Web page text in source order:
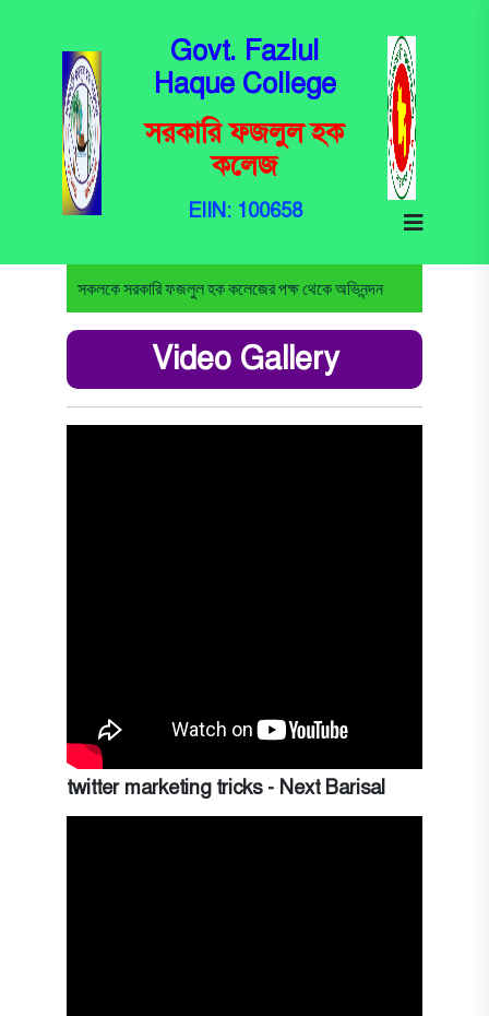
Govt. Fazlul
Haque College
সরকারি ফজলুল হক
কলেজ
EIIN: 100658
সকলকে সরকারি ফজলুল হক কলেজের পক্ষ থেকে অভিনন্দন
Video Gallery
twitter marketing tricks - Next Barisal